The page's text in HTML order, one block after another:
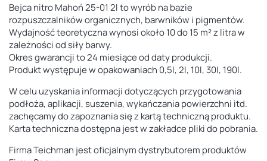
Bejca nitro Mahoń 25-01 2l to wyrób na bazie
rozpuszczalników organicznych, barwników i pigmentów.
Wydajność teoretyczna wynosi około 10 do 15 m² z litra w
zależności od siły barwy.
Okres gwarancji to 24 miesiące od daty produkcji.
Produkt występuje w opakowaniach 0,5l, 2l, 10l, 30l, 190l.
W celu uzyskania informacji dotyczących przygotowania
podłoża, aplikacji, suszenia, wykańczania powierzchni itd.
zachęcamy do zapoznania się z kartą techniczną produktu.
Karta techniczna dostępna jest w zakładce pliki do pobrania.
Firma Teichman jest oficjalnym dystrybutorem produktów